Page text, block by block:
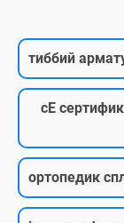
тиббий
cE
ортопедик